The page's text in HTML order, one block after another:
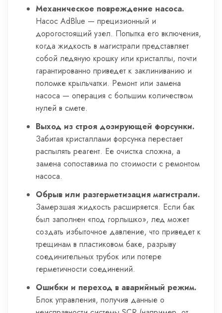
Механическое повреждение насоса.
Насос AdBlue — прецизионный и
дорогостоящий узел. Попытка его включения,
когда жидкость в магистрали представляет
собой ледяную крошку или кристаллы, почти
гарантированно приведет к заклиниванию и
поломке крыльчатки. Ремонт или замена
насоса — операция с большим количеством
нулей в смете.
Выход из строя дозирующей форсунки.
Забитая кристаллами форсунка перестает
распылять реагент. Ее очистка сложна, а
замена сопоставима по стоимости с ремонтом
насоса.
Обрыв или разгерметизация магистрали.
Замерзшая жидкость расширяется. Если бак
был заполнен «под горлышко», лед может
создать избыточное давление, что приведет к
трещинам в пластиковом баке, разрыву
соединительных трубок или потере
герметичности соединений.
Ошибки и переход в аварийный режим.
Блок управления, получив данные о